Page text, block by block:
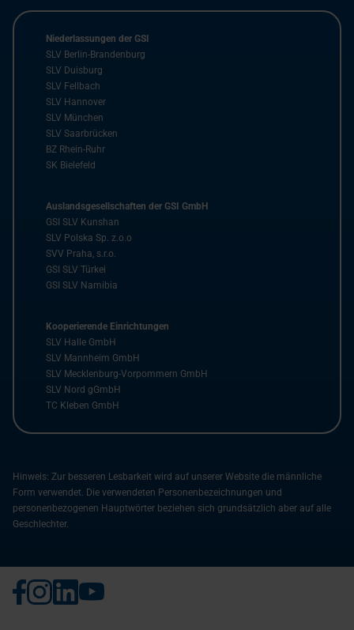
Niederlassungen der GSI
SLV Berlin-Brandenburg
SLV Duisburg
SLV Fellbach
SLV Hannover
SLV München
SLV Saarbrücken
BZ Rhein-Ruhr
SK Bielefeld
Auslandsgesellschaften der GSI GmbH
GSI SLV Kunshan
SLV Polska Sp. z.o.o
SVV Praha, s.r.o.
GSI SLV Türkei
GSI SLV Namibia
Kooperierende Einrichtungen
SLV Halle GmbH
SLV Mannheim GmbH
SLV Mecklenburg-Vorpommern GmbH
SLV Nord gGmbH
TC Kleben GmbH
Hinweis: Zur besseren Lesbarkeit wird auf unserer Website die männliche
Form verwendet. Die verwendeten Personenbezeichnungen und
personenbezogenen Hauptwörter beziehen sich grundsätzlich aber auf alle
Geschlechter.